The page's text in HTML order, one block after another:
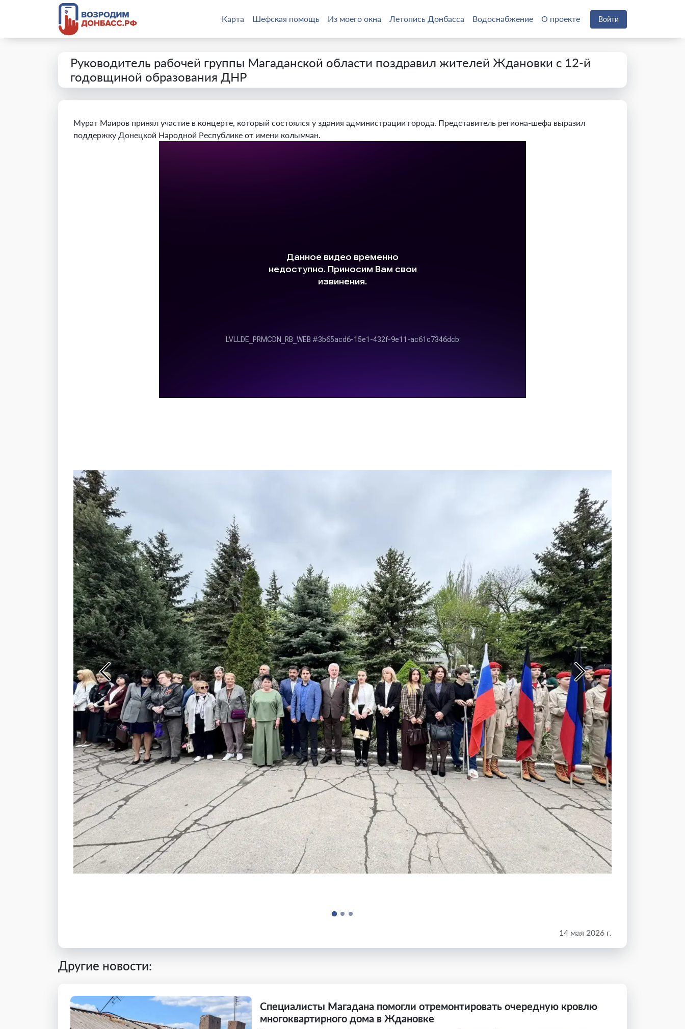
Карта Шефская помощь Из моего окна Летопись Донбасса Водоснабжение О проекте Войти
Руководитель рабочей группы Магаданской области поздравил жителей Ждановки с 12-й
годовщиной образования ДНР
Мурат Маиров принял участие в концерте, который состоялся у здания администрации города. Представитель региона-шефа выразил
поддержку Донецкой Народной Республике от имени колымчан.
14 мая 2026 г.
Другие новости:
Специалисты Магадана помогли отремонтировать очередную кровлю
многоквартирного дома в Ждановке